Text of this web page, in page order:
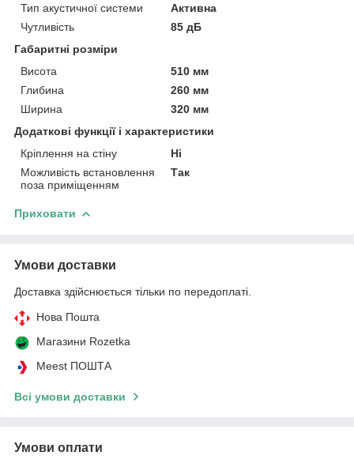
Тип акустичної системи
Активна
Чутливість
85 дБ
Габаритні розміри
Висота
510 мм
Глибина
260 мм
Ширина
320 мм
Додаткові функції і характеристики
Кріплення на стіну
Ні
Можливість встановлення
поза приміщенням
Так
Приховати
Умови доставки
Доставка здійснюється тільки по передоплаті.
Нова Пошта
Магазини Rozetka
Meest ПОШТА
Всі умови доставки
Умови оплати